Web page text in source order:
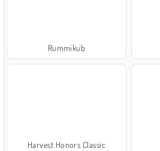
Rummikub
Harvest Honors Classic